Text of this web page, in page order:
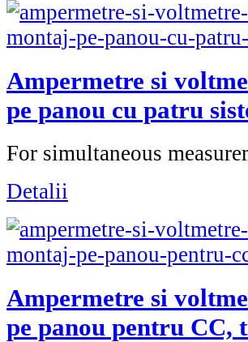
Ampermetre si
pe panou cu patru
For simultaneous
Detalii
Ampermetre si
pe panou pentru CC,